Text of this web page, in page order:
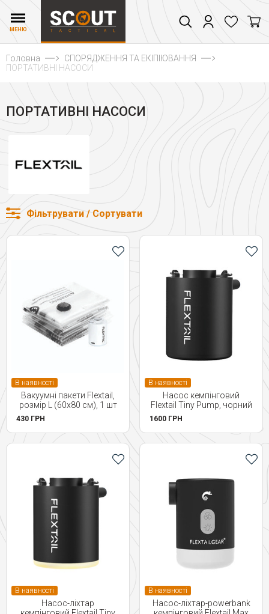
МЕНЮ
Головна
СПОРЯДЖЕННЯ ТА ЕКІПІЮВАННЯ
ПОРТАТИВНІ НАСОСИ
ПОРТАТИВНІ НАСОСИ
Фільтрувати / Сортувати
В наявності
Вакуумні пакети Flextail,
розмір L (60х80 см), 1 шт
430 ГРН
В наявності
Насос кемпінговий
Flextail Tiny Pump, чорний
1600 ГРН
В наявності
Насос-ліхтар
В наявності
Насос-ліхтар-powerbank